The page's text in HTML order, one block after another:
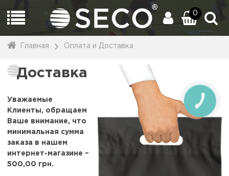
0
Главная Оплата и Доставка
Доставка
Уважаемые
Клиенты, обращаем
Ваше внимание, что
минимальная сумма
заказа в нашем
интернет-магазине –
500,00 грн.
CALL
BUTTON